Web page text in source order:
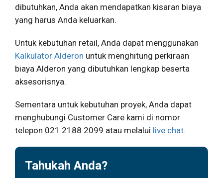
dibutuhkan, Anda akan mendapatkan kisaran biaya
yang harus Anda keluarkan.
Untuk kebutuhan retail, Anda dapat menggunakan
Kalkulator Alderon untuk menghitung perkiraan
biaya Alderon yang dibutuhkan lengkap beserta
aksesorisnya.
Sementara untuk kebutuhan proyek, Anda dapat
menghubungi Customer Care kami di nomor
telepon 021 2188 2099 atau melalui live chat.
Tahukah Anda?